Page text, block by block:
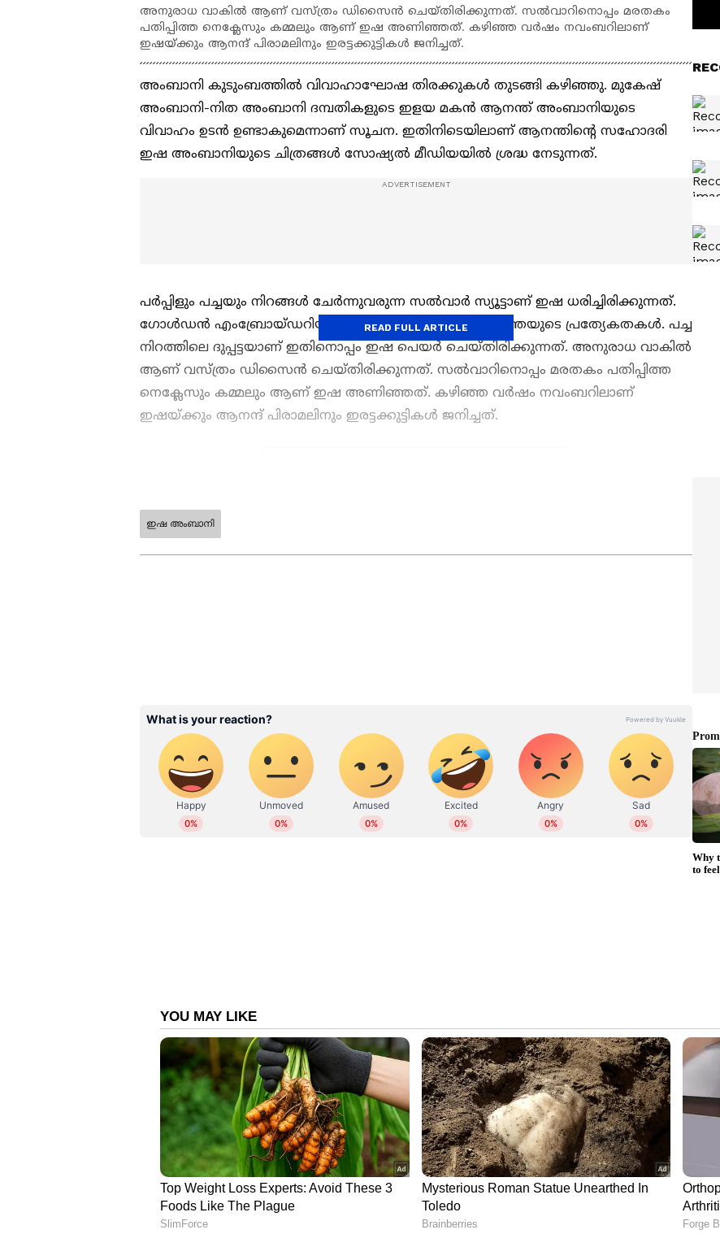
അനുരാധ വാകില്‍ ആണ് വസ്ത്രം ഡിസൈന്‍ ചെയ്തിരിക്കുന്നത്. സല്‍വാറിനൊപ്പം മരതകം
പതിപ്പിത്ത നെക്ലേസും കമ്മലും ആണ് ഇഷ അണിഞ്ഞത്. കഴിഞ്ഞ വര്‍ഷം നവംബറിലാണ്
ഇഷയ്ക്കും ആനന്ദ് പിരാമലിനും ഇരട്ടക്കുട്ടികള്‍ ജനിച്ചത്.
അംബാനി കുടുംബത്തില്‍ വിവാഹാഘോഷ തിരക്കുകള്‍ തുടങ്ങി കഴിഞ്ഞു. മുകേഷ്
അംബാനി-നിത അംബാനി ദമ്പതികളുടെ ഇളയ മകൻ ആനന്ത് അംബാനിയുടെ
വിവാഹം ഉടന്‍ ഉണ്ടാകുമെന്നാണ് സൂചന. ഇതിനിടെയിലാണ് ആനന്തിന്റെ സഹോദരി
ഇഷ അംബാനിയുടെ ചിത്രങ്ങള്‍ സോഷ്യല്‍ മീഡിയയില്‍ ശ്രദ്ധ നേടുന്നത്.
പര്‍പ്പിളും പച്ചയും നിറങ്ങള്‍ ചേര്‍ന്നുവരുന്ന സല്‍വാര്‍ സ്യൂട്ടാണ് ഇഷ ധരിച്ചിരിക്കുന്നത്.
ഗോള്‍ഡന്‍ എംബ്രോയ്ഡറിയും ലോങ് സ്ലീവും ആണ് കുര്‍ത്തയുടെ പ്രത്യേകതകള്‍. പച്ച
നിറത്തിലെ ദുപ്പട്ടയാണ് ഇതിനൊപ്പം ഇഷ പെയര്‍ ചെയ്തിരിക്കുന്നത്. അനുരാധ വാകില്‍
ആണ് വസ്ത്രം ഡിസൈന്‍ ചെയ്തിരിക്കുന്നത്. സല്‍വാറിനൊപ്പം മരതകം പതിപ്പിത്ത
നെക്ലേസും കമ്മലും ആണ് ഇഷ അണിഞ്ഞത്. കഴിഞ്ഞ വര്‍ഷം നവംബറിലാണ്
ഇഷയ്ക്കും ആനന്ദ് പിരാമലിനും ഇരട്ടക്കുട്ടികള്‍ ജനിച്ചത്.
അതേസമയം, ഡിസംബറിലാണ് ആനന്ദിന്റേയും രാധികയുടേയും വിവാഹം
ഉറപ്പിച്ചതെന്നാണ് റിപ്പോര്‍ട്ടുകള്‍ സൂചിപ്പിക്കുന്നത്. കുടുംബാംഗങ്ങളും സുഹൃത്തുക്കളും
ചടങ്ങില്‍ പങ്കെടുത്തു. പരമ്പരാഗതമായ രാജ്-ഭോഗ് - ശൃംഗാര്‍
ആഘോഷങ്ങളോടെയായിരുന്നു ചടങ്ങുകള്‍ നടന്നത്. രാജസ്ഥാനില്‍നിന്നുള്ള
വ്യവസായിയും എന്‍കോര്‍ ഹെല്‍ത്ത്‌കെയര്‍ ഗ്രൂപ്പ് ഉടമയുമായ വീരേന്‍ മര്‍ച്ചന്റിന്റെയും
ഷൈല മര്‍ച്ചന്റിന്റെയും മകളാണ് രാധിക. ന്യൂയോര്‍ക്ക് സര്‍വകലാശാലയില്‍നിന്ന്
ബിരുദമെടുത്ത രാധിക മര്‍ച്ചന്റ് എന്‍കോര്‍ ഹെല്‍ത്ത്‌കെയര്‍ ലിമിറ്റഡില്‍ ഡയറക്ടറാണ്.
READ FULL ARTICLE
ABOUT THE AUTHOR
ഇഷ അംബാനി